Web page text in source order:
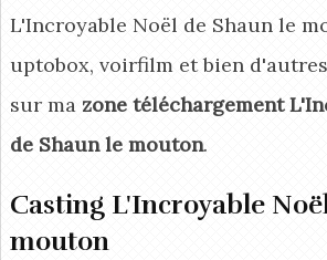
L'Incroyable Noël de Shaun le
uptobox, voirfilm et bien
sur ma zone téléchargement
de Shaun le mouton.
Casting L'Incroyable
mouton